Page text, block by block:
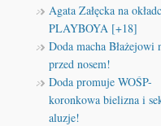
Agata Załęcka na
PLAYBOYA [+18]
Doda macha Błażejowi
przed nosem!
Doda promuje WOŚP-
koronkowa bielizna i
aluzje!